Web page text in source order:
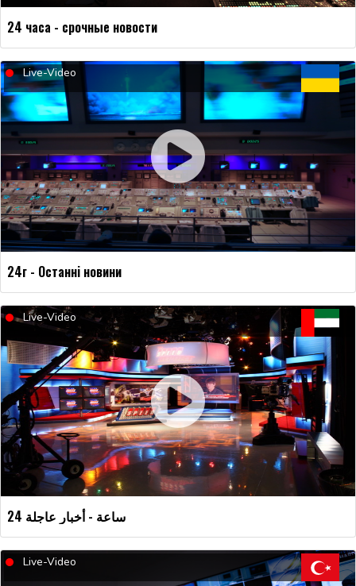
24 часа - срочные новости
Live-Video
24г - Останні новини
Live-Video
24 ساعة - أخبار عاجلة
Live-Video